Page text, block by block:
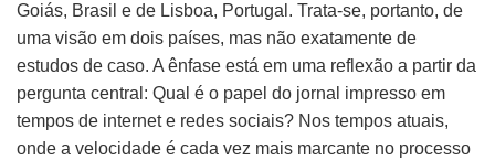
Goiás, Brasil e de Lisboa, Portugal. Trata-se, portanto, de
uma visão em dois países, mas não exatamente de
estudos de caso. A ênfase está em uma reflexão a partir da
pergunta central: Qual é o papel do jornal impresso em
tempos de internet e redes sociais? Nos tempos atuais,
onde a velocidade é cada vez mais marcante no processo